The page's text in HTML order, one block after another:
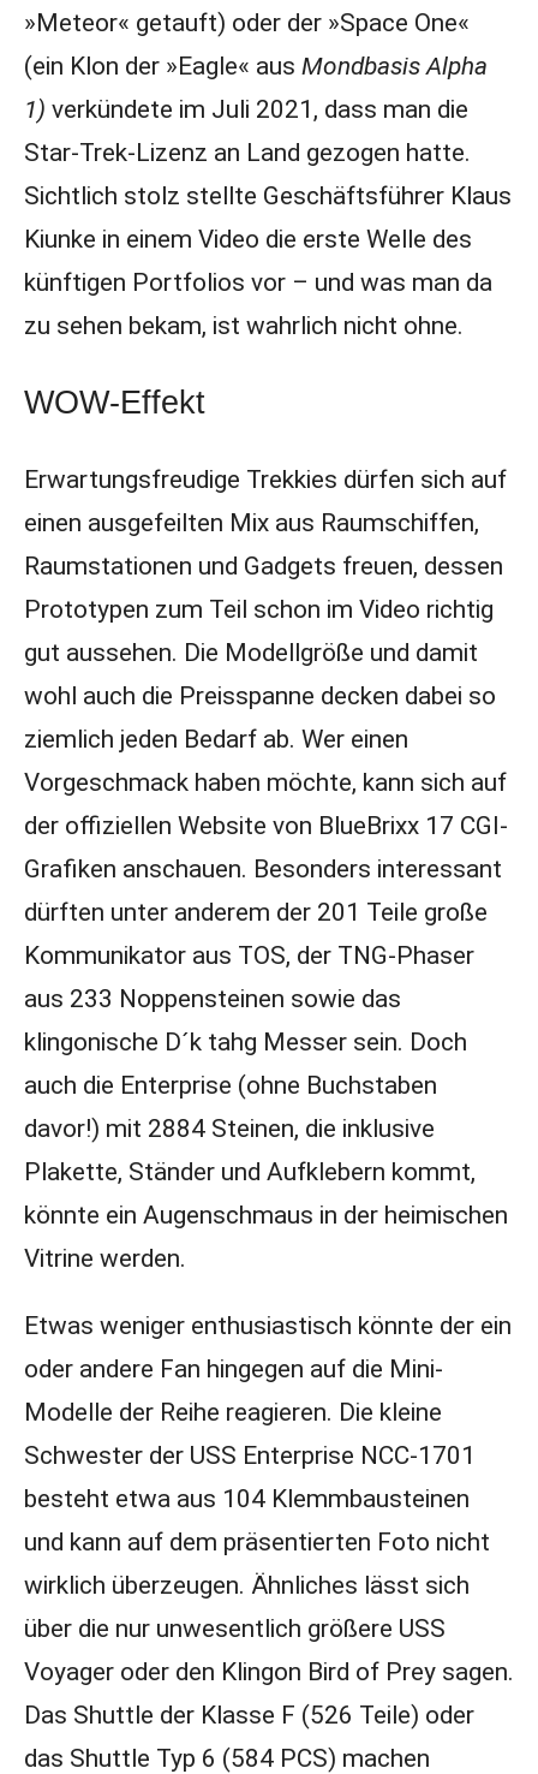
»Meteor« getauft) oder der »Space One«
(ein Klon der »Eagle« aus Mondbasis Alpha
1) verkündete im Juli 2021, dass man die
Star-Trek-Lizenz an Land gezogen hatte.
Sichtlich stolz stellte Geschäftsführer Klaus
Kiunke in einem Video die erste Welle des
künftigen Portfolios vor – und was man da
zu sehen bekam, ist wahrlich nicht ohne.
WOW-Effekt
Erwartungsfreudige Trekkies dürfen sich auf
einen ausgefeilten Mix aus Raumschiffen,
Raumstationen und Gadgets freuen, dessen
Prototypen zum Teil schon im Video richtig
gut aussehen. Die Modellgröße und damit
wohl auch die Preisspanne decken dabei so
ziemlich jeden Bedarf ab. Wer einen
Vorgeschmack haben möchte, kann sich auf
der offiziellen Website von BlueBrixx 17 CGI-
Grafiken anschauen. Besonders interessant
dürften unter anderem der 201 Teile große
Kommunikator aus TOS, der TNG-Phaser
aus 233 Noppensteinen sowie das
klingonische D´k tahg Messer sein. Doch
auch die Enterprise (ohne Buchstaben
davor!) mit 2884 Steinen, die inklusive
Plakette, Ständer und Aufklebern kommt,
könnte ein Augenschmaus in der heimischen
Vitrine werden.
Etwas weniger enthusiastisch könnte der ein
oder andere Fan hingegen auf die Mini-
Modelle der Reihe reagieren. Die kleine
Schwester der USS Enterprise NCC-1701
besteht etwa aus 104 Klemmbausteinen
und kann auf dem präsentierten Foto nicht
wirklich überzeugen. Ähnliches lässt sich
über die nur unwesentlich größere USS
Voyager oder den Klingon Bird of Prey sagen.
Das Shuttle der Klasse F (526 Teile) oder
das Shuttle Typ 6 (584 PCS) machen